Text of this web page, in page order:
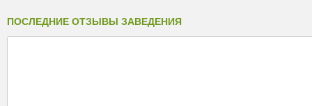
ПОСЛЕДНИЕ ОТЗЫВЫ ЗАВЕДЕНИЯ